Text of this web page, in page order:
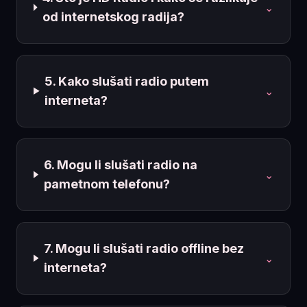
od internetskog radija?
⌄
5. Kako slušati radio putem
interneta?
⌄
6. Mogu li slušati radio na
pametnom telefonu?
⌄
7. Mogu li slušati radio offline bez
interneta?
⌄